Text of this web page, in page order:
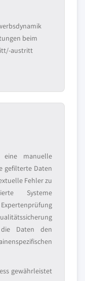
beim
austritt
manuelle
gefilterte Daten
Fehler zu
Systeme
Daten den
gewährleistet